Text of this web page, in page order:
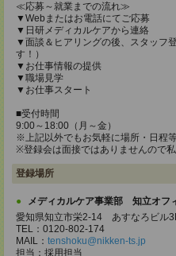
≪応募～就業までの流れ≫
▼Webまたはお電話にてご応募
▼日研メディカルケアから連絡
▼面談＆ヒアリングの後、スタッフ
す！）
▼お仕事情報の提供
▼職場見学
▼お仕事スタート
■受付時間
9:00～18:00（月～金）
※上記以外でもお気軽に場所・日程
※登録会は面接ではありませんので
登録場所
メディカルケア事業部 知立オフ
愛知県知立市栄2-14 あすなろビル
TEL：0120-802-174
MAIL： tenshoku@nikken-ts.jp
担当：採用担当